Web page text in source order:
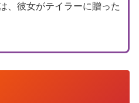
、彼女がテイラーに贈った